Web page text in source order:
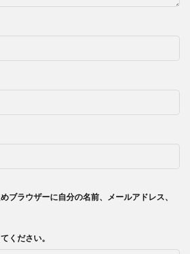
ブラウザーに自分の名前、メールアドレス、
ください。